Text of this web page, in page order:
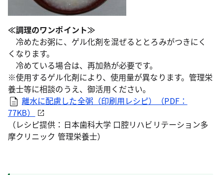
≪調理のワンポイント≫
冷めたお粥に、ゲル化剤を混ぜるととろみがつきにく
くなります。
冷めている場合は、再加熱が必要です。
※使用するゲル化剤により、使用量が異なります。管理栄
養士等に相談のうえ、御活用ください。
離水に配慮した全粥（印刷用レシピ）（PDF：
77KB）
（レシピ提供：日本歯科大学 口腔リハビリテーション多
摩クリニック 管理栄養士）